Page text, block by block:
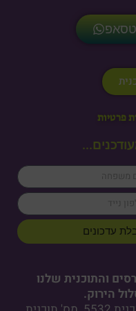
פרטיות
והתוכנית שלנו
הירוק.
עדכונים